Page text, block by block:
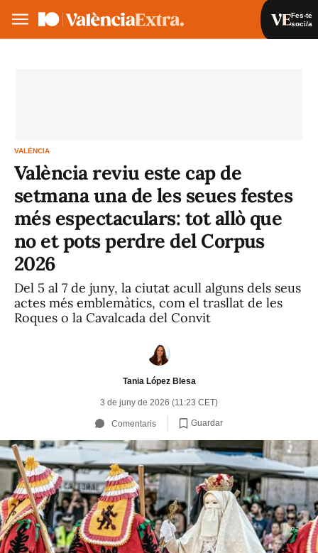
Fes-te
soci/a
VALÈNCIA
València reviu este cap de
setmana una de les seues festes
més espectaculars: tot allò que
no et pots perdre del Corpus
2026
Del 5 al 7 de juny, la ciutat acull alguns dels seus
actes més emblemàtics, com el trasllat de les
Roques o la Cavalcada del Convit
Tania López Blesa
3 de juny de 2026 (11:23 CET)
Comentaris Guardar